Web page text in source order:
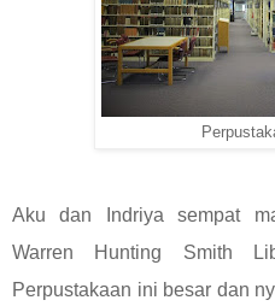
Aku dan Indriya sempat
Warren Hunting Smith
Perpustakaan ini besar dan